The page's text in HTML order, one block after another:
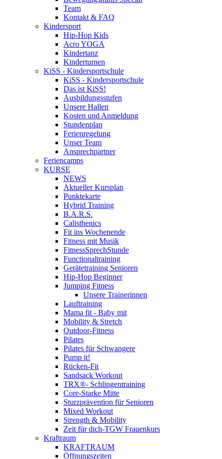
Team
Kontakt & FAQ
Kindersport
Hip-Hop Kids
Acro YOGA
Kindertanz
Kinderturnen
KiSS - Kindersportschule
KiSS - Kindersportschule
Das ist KiSS!
Ausbildungsstufen
Unsere Hallen
Kosten und Anmeldung
Stundenplan
Ferienregelung
Unser Team
Ansprechpartner
Feriencamps
KURSE
NEWS
Aktueller Kursplan
Punktekarte
Hybrid Training
B.A.R.S.
Calisthenics
Fit ins Wochenende
Fitness mit Musik
FitnessSprechStunde
Functionaltraining
Gerätetraining Senioren
Hip-Hop Beginner
Jumping Fitness
Unsere Trainerinnen
Lauftraining
Mama fit - Baby mit
Mobility & Stretch
Outdoor-Fitness
Pilates
Pilates für Schwangere
Pump it!
Rücken-Fit
Sandsack Workout
TRX®- Schlingentraining
Core-Starke Mitte
Sturzprävention für Senioren
Mixed Workout
Strength & Mobility
Zeit für dich-TGW Frauenkurs
Kraftraum
KRAFTRAUM
Öffnungszeiten